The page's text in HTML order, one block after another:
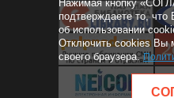
Нажимая кнопку
подтверждаете то,
об использовании
Отключить cookies Вы
своего браузера.